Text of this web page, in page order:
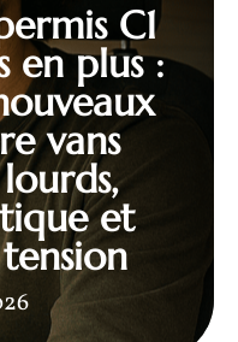
C1
en plus :
vans
et